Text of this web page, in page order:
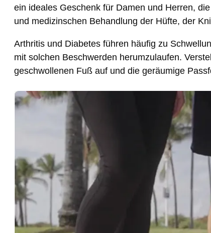
ein ideales Geschenk für Damen und Herren,
und medizinschen Behandlung der Hüfte, der
Arthritis und Diabetes führen häufig zu
mit solchen Beschwerden herumzulaufen.
geschwollenen Fuß auf und die geräumige